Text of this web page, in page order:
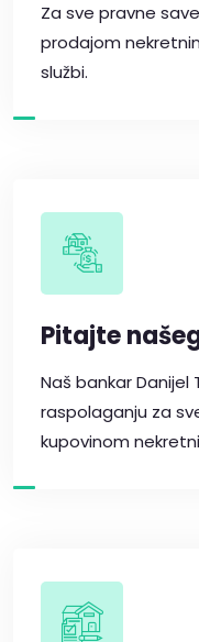
Za sve pravne
prodajom
službi.
Pitajte
Naš bankar Danijel
raspolaganju za
kupovinom